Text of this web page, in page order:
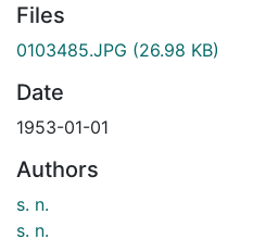
Files
0103485.JPG (26.98 KB)
Date
1953-01-01
Authors
s. n.
s. n.